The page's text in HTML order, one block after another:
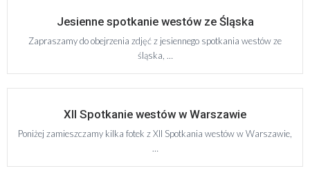
Jesienne spotkanie westów ze Śląska
Zapraszamy do obejrzenia zdjęć z jesiennego spotkania westów ze
śląska, …
XII Spotkanie westów w Warszawie
Poniżej zamieszczamy kilka fotek z XII Spotkania westów w Warszawie,
…